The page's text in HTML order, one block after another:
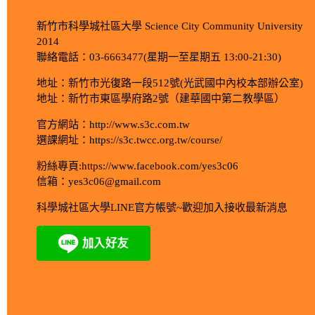
新竹市科學城社區大學 Science City Community University
2014
聯絡電話：03-6663477(星期一至星期五 13:00-21:30)
地址：新竹市光復路一段512號(光武國中內校本部辦公室)
地址：新竹市東區學府路2號（建華國中第二教學區）
官方網站：http://www.s3c.com.tw
選課網址：https://s3c.twcc.org.tw/course/
粉絲專頁:https://www.facebook.com/yes3c06
信箱：yes3c06@gmail.com
科學城社區大學LINE官方帳號~歡迎加入接收最新消息